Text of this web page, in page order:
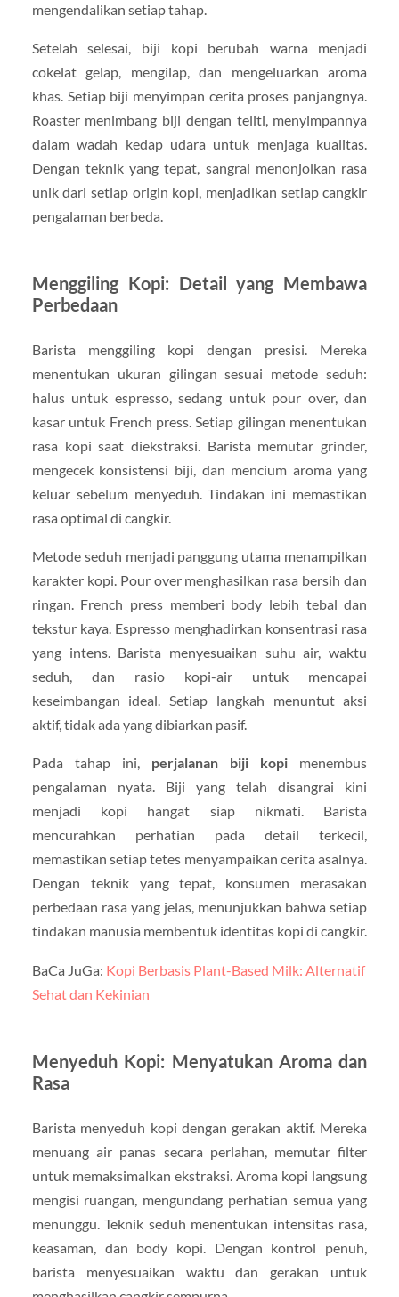
mengendalikan setiap tahap.
Setelah selesai, biji kopi berubah warna menjadi
cokelat gelap, mengilap, dan mengeluarkan aroma
khas. Setiap biji menyimpan cerita proses panjangnya.
Roaster menimbang biji dengan teliti, menyimpannya
dalam wadah kedap udara untuk menjaga kualitas.
Dengan teknik yang tepat, sangrai menonjolkan rasa
unik dari setiap origin kopi, menjadikan setiap cangkir
pengalaman berbeda.
Menggiling Kopi: Detail yang Membawa
Perbedaan
Barista menggiling kopi dengan presisi. Mereka
menentukan ukuran gilingan sesuai metode seduh:
halus untuk espresso, sedang untuk pour over, dan
kasar untuk French press. Setiap gilingan menentukan
rasa kopi saat diekstraksi. Barista memutar grinder,
mengecek konsistensi biji, dan mencium aroma yang
keluar sebelum menyeduh. Tindakan ini memastikan
rasa optimal di cangkir.
Metode seduh menjadi panggung utama menampilkan
karakter kopi. Pour over menghasilkan rasa bersih dan
ringan. French press memberi body lebih tebal dan
tekstur kaya. Espresso menghadirkan konsentrasi rasa
yang intens. Barista menyesuaikan suhu air, waktu
seduh, dan rasio kopi-air untuk mencapai
keseimbangan ideal. Setiap langkah menuntut aksi
aktif, tidak ada yang dibiarkan pasif.
Pada tahap ini, perjalanan biji kopi menembus
pengalaman nyata. Biji yang telah disangrai kini
menjadi kopi hangat siap nikmati. Barista
mencurahkan perhatian pada detail terkecil,
memastikan setiap tetes menyampaikan cerita asalnya.
Dengan teknik yang tepat, konsumen merasakan
perbedaan rasa yang jelas, menunjukkan bahwa setiap
tindakan manusia membentuk identitas kopi di cangkir.
BaCa JuGa: Kopi Berbasis Plant-Based Milk: Alternatif
Sehat dan Kekinian
Menyeduh Kopi: Menyatukan Aroma dan
Rasa
Barista menyeduh kopi dengan gerakan aktif. Mereka
menuang air panas secara perlahan, memutar filter
untuk memaksimalkan ekstraksi. Aroma kopi langsung
mengisi ruangan, mengundang perhatian semua yang
menunggu. Teknik seduh menentukan intensitas rasa,
keasaman, dan body kopi. Dengan kontrol penuh,
barista menyesuaikan waktu dan gerakan untuk